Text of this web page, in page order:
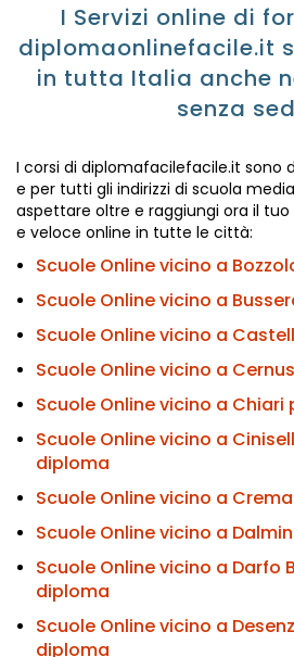
I Servizi online di
diplomaonlinefacile.it
in tutta Italia anche
senza
I corsi di diplomafacilefacile.it sono
e per tutti gli indirizzi di scuola
aspettare oltre e raggiungi ora il
e veloce online in tutte le città:
Scuole Online vicino a
Scuole Online vicino a
Scuole Online vicino a
Scuole Online vicino a
Scuole Online vicino a Chiari
Scuole Online vicino a
diploma
Scuole Online vicino a
Scuole Online vicino a
Scuole Online vicino a Darfo
diploma
Scuole Online vicino a
diploma